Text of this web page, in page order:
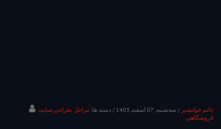
خانم جوانشیر / ﺳﻪشنبه, 07 اسفند,1403 / دسته ها: مراحل طراحی سایت
فروشگاهی